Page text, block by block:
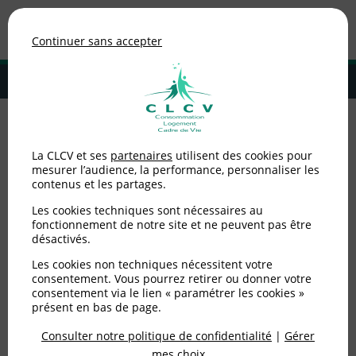
MENU
Adhérer à la CLCV
Ca chauffe pour le
contribuable
18/06/2008 (mis à jour le 14/06/2012
Consommation
Continuer sans accepter
La CLCV et ses partenaires utilisent des cookies pour
mesurer l’audience, la performance, personnaliser les
contenus et les partages.
Les cookies techniques sont nécessaires au
fonctionnement de notre site et ne peuvent pas être
désactivés.
Les cookies non techniques nécessitent votre
consentement. Vous pourrez retirer ou donner votre
consentement via le lien « paramétrer les cookies »
présent en bas de page.
Consulter notre politique de confidentialité | Gérer